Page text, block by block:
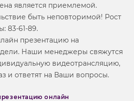
является приемлемой.
быть неповторимой! Рост
83-61-89.
презентацию на
Наши менеджеры свяжутся
видеотрансляцию,
и ответят на Ваши вопросы.
онлайн